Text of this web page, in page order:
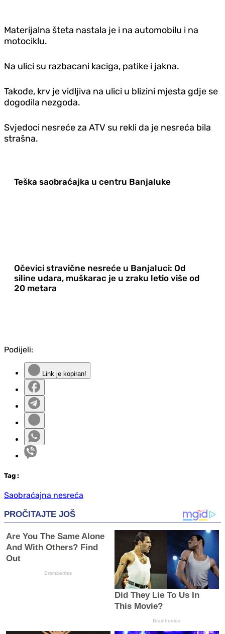
Materijalna šteta nastala je i na automobilu i na
motociklu.
Na ulici su razbacani kaciga, patike i jakna.
Takođe, krv je vidljiva na ulici u blizini mjesta gdje se
dogodila nezgoda.
Svjedoci nesreće za ATV su rekli da je nesreća bila
strašna.
Teška saobraćajka u centru Banjaluke
Očevici stravične nesreće u Banjaluci: Od
siline udara, muškarac je u zraku letio više od
20 metara
Podijeli:
Link je kopiran!
Tag :
Saobraćajna nesreća